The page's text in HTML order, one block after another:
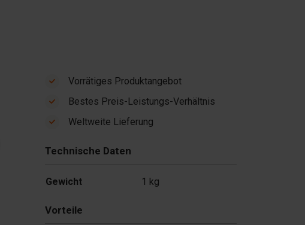
Vorrätiges Produktangebot
Bestes Preis-Leistungs-Verhältnis
Weltweite Lieferung
Technische Daten
Gewicht 1 kg
Vorteile